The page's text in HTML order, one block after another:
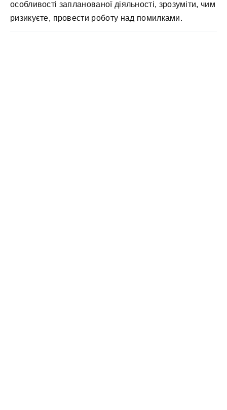
особливості запланованої діяльності, зрозуміти, чим
ризикуєте, провести роботу над помилками.